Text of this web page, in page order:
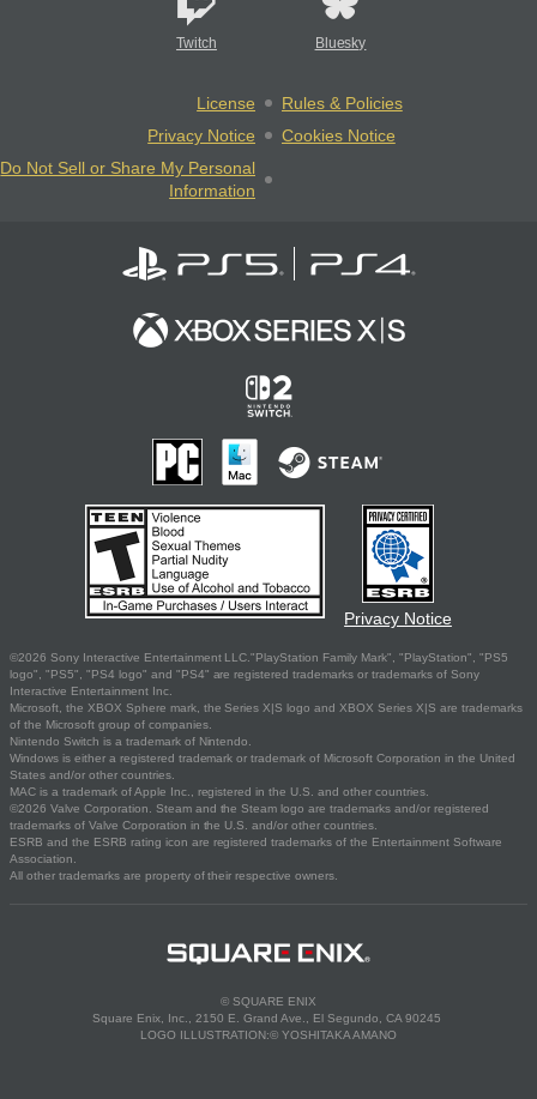
Twitch Bluesky
License
Rules & Policies
Privacy Notice
Cookies Notice
Do Not Sell or Share My Personal
Information
Privacy Notice
©2026 Sony Interactive Entertainment LLC."PlayStation Family Mark", "PlayStation", "PS5
logo", "PS5", "PS4 logo" and "PS4" are registered trademarks or trademarks of Sony
Interactive Entertainment Inc.
Microsoft, the XBOX Sphere mark, the Series X|S logo and XBOX Series X|S are trademarks
of the Microsoft group of companies.
Nintendo Switch is a trademark of Nintendo.
Windows is either a registered trademark or trademark of Microsoft Corporation in the United
States and/or other countries.
MAC is a trademark of Apple Inc., registered in the U.S. and other countries.
©2026 Valve Corporation. Steam and the Steam logo are trademarks and/or registered
trademarks of Valve Corporation in the U.S. and/or other countries.
ESRB and the ESRB rating icon are registered trademarks of the Entertainment Software
Association.
All other trademarks are property of their respective owners.
© SQUARE ENIX
Square Enix, Inc., 2150 E. Grand Ave., El Segundo, CA 90245
LOGO ILLUSTRATION:© YOSHITAKA AMANO